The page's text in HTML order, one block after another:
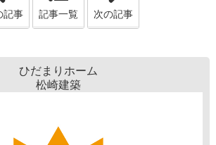
記事 記事一覧 次の記事
ひだまりホーム
松崎建築